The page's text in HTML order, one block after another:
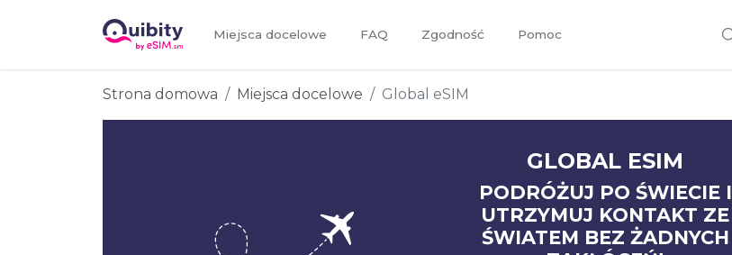
Miejsca docelowe FAQ Zgodność Pomoc
Strona domowa Miejsca docelowe Global eSIM
GLOBAL ESIM
PODRÓŻUJ PO ŚWIECIE I
UTRZYMUJ KONTAKT ZE
ŚWIATEM BEZ ŻADNYCH